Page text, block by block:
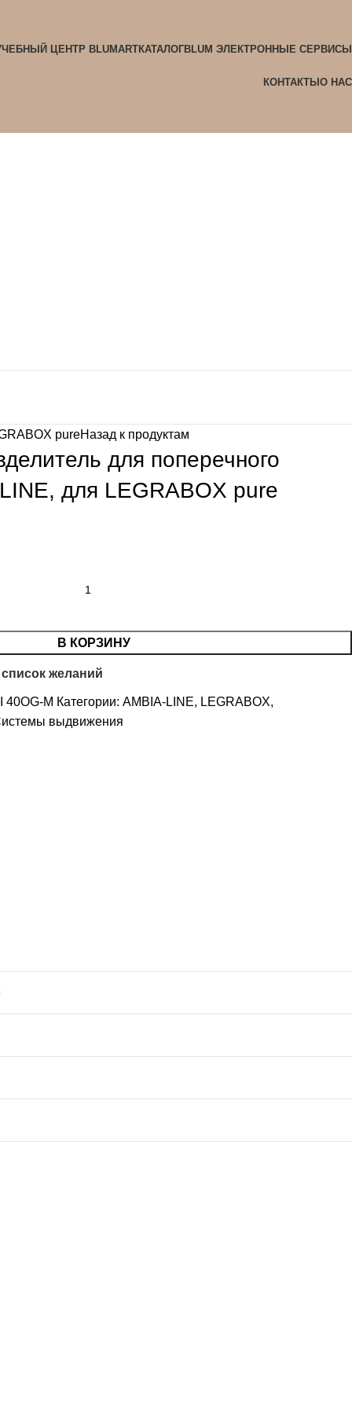
ЦЕНТР BLUMARTКАТАЛОГBLUM ЭЛЕКТРОННЫЕ СЕРВИСЫ
КОНТАКТЫ О НАС
pureНазад к продуктам
для поперечного
для LEGRABOX pure
В КОРЗИНУ
желаний
40OG-M Категории: AMBIA-LINE, LEGRABOX,
выдвижения